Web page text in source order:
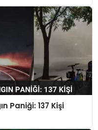
Paniği: 137 Kişi